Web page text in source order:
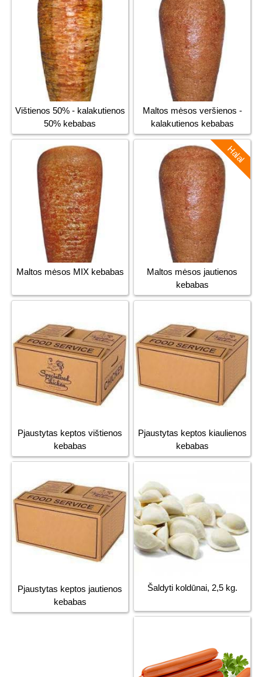
Vištienos 50% - kalakutienos
50% kebabas
Maltos mėsos veršienos -
kalakutienos kebabas
Maltos mėsos MIX kebabas
Halal
Maltos mėsos jautienos
kebabas
Pjaustytas keptos vištienos
kebabas
Pjaustytas keptos kiaulienos
kebabas
Pjaustytas keptos jautienos
kebabas
Šaldyti koldūnai, 2,5 kg.